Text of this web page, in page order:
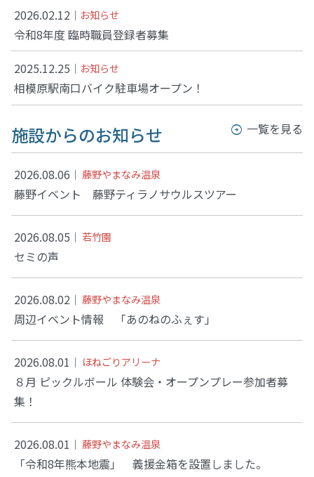
令和8年度 臨時職員登録者募集
2026.02.12 お知らせ
相模原駅南口バイク駐車場オープン！
2025.12.25 お知らせ
施設からのお知らせ 一覧を見る
藤野イベント 藤野ティラノサウルスツアー
藤野やまなみ温泉
2026.08.06
セミの声
若竹園
2026.08.05
周辺イベント情報 「あのねのふぇす」
藤野やまなみ温泉
2026.08.02
８月 ピックルボール 体験会・オープンプレー参加者募
集！
ほねごりアリーナ
2026.08.01
「令和8年熊本地震」 義援金箱を設置しました。
藤野やまなみ温泉
2026.08.01